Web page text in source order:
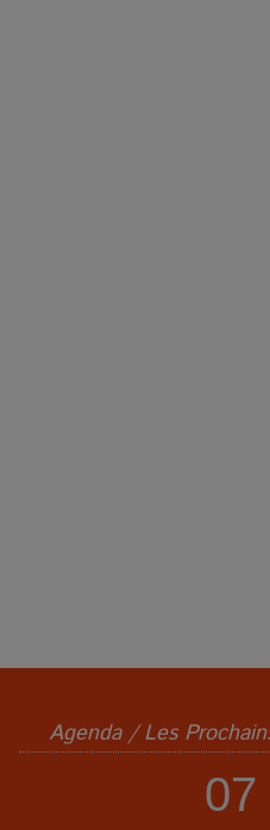
Agenda / Les
07